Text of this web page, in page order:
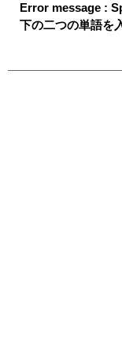
Error message :
下の二つの単語を